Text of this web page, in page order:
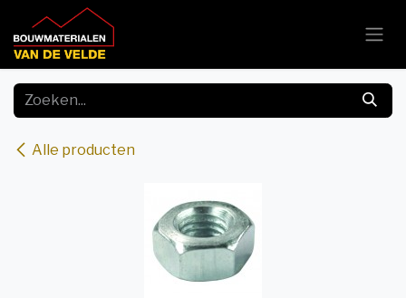
Overslaan naar inhoud
Alle producten